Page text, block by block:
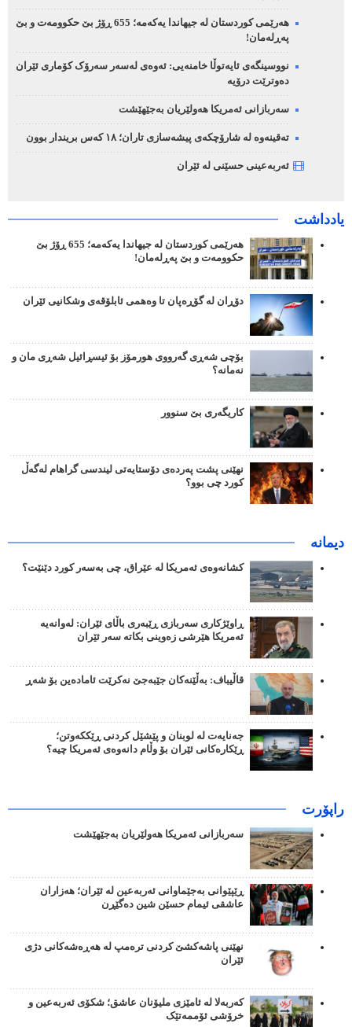
هەرێمی کوردستان لە جیهاندا یەکەمە؛ 655 ڕۆژ بێ حکوومەت و بێ
پەڕلەمان!
نووسینگەی ئایەتوڵا خامنەیی: ئەوەی لەسەر سەرۆک کۆماری ئێران
دەوترێت درۆیە
سەربازانی ئەمریکا هەولێریان بەجێهێشت
تەقینەوە لە شارۆچکەی پیشەسازی تاران؛ ١٨ کەس بریندار بوون
ئەربەعینی حسێنی لە ئێران
یادداشت
هەرێمی کوردستان لە جیهاندا یەکەمە؛ 655 ڕۆژ بێ
حکوومەت و بێ پەڕلەمان!
دۆڕان لە گۆڕەپان تا وەهمی ئابلۆقەی وشکانیی ئێران
بۆچی شەڕی گەرووی هورمۆز بۆ ئیسڕائیل شەڕی مان و
نەمانە؟
کاریگەری بێ سنوور
نهێنی پشت پەردەی دۆستایەتی لیندسی گراهام لەگەڵ
کورد چی بوو؟
دیمانە
کشانەوەی ئەمریکا لە عێراق، چی بەسەر کورد دێنێت؟
ڕاوێژکاری سەربازی ڕێبەری باڵای ئێران: لەوانەیە
ئەمریکا هێرشی زەوینی بکاتە سەر ئێران
قاڵیباف: بەڵێنەکان جێبەجێ نەکرێت ئامادەین بۆ شەڕ
جەنایەت لە لوبنان و پێشێل کردنی ڕێککەوتن؛
ڕێکارەکانی ئێران بۆ وڵام دانەوەی ئەمریکا چیە؟
راپۆرت
سەربازانی ئەمریکا هەولێریان بەجێهێشت
ڕێپێوانی بەجێماوانی ئەربەعین لە ئێران؛ هەزاران
عاشقی ئیمام حسێن شین دەگێڕن
نهێنی پاشەکشێ کردنی ترەمپ لە هەڕەشەکانی دژی
ئێران
کەربەلا لە ئامێزی ملیۆنان عاشق؛ شکۆی ئەربەعین و
خرۆشی ئۆممەتێک